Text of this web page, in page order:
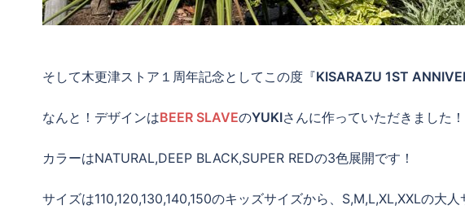
そして木更津ストア１周年記念としてこの度『KISARAZU 1ST
なんと！デザインはBEER SLAVEのYUKIさんに作っていただきました
カラーはNATURAL,DEEP BLACK,SUPER REDの3色展開です！
サイズは110,120,130,140,150のキッズサイズから、S,M,L,XL,XXLの大